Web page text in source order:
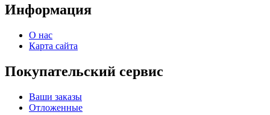
Информация
О нас
Карта сайта
Покупательский сервис
Ваши заказы
Отложенные